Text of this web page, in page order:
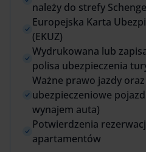
należy do strefy
Europejska Karta
(EKUZ)
Wydrukowana lub
polisa ubezpieczenia
Ważne prawo jazdy
ubezpieczeniowe
wynajem auta)
Potwierdzenia
apartamentów